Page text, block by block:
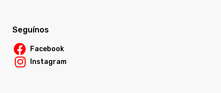
Seguínos
Facebook
Instagram